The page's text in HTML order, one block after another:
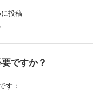
に投稿
ですか？
す：